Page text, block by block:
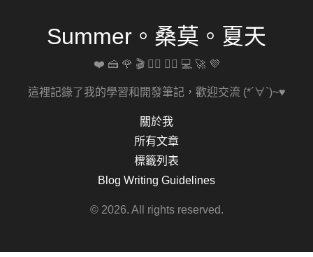
Summer。桑莫。夏天
❤️ 🍰 🌹 🎬 🚴‍♀️ 🏋️‍♀️ 💻 🚀 💜
這裡記錄了我的學習和開發筆記，歡迎交流 (*´∀`)~♥
關於我
所有文章
標籤列表
Blog Writing Guidelines
© 2026. All rights reserved.